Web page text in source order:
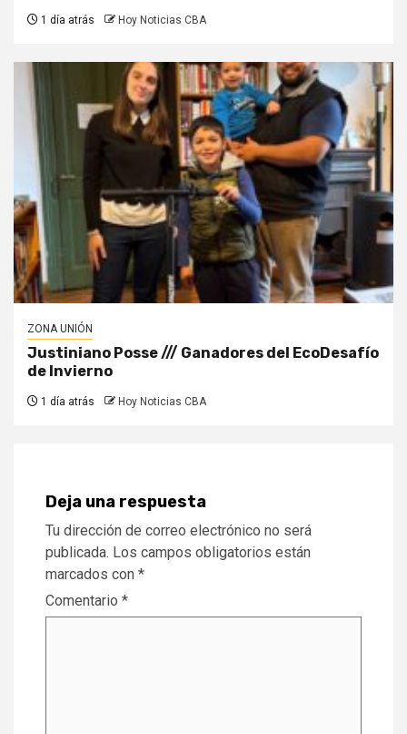
1 día atrás Hoy Noticias CBA
ZONA UNIÓN
Justiniano Posse /// Ganadores del EcoDesafío
de Invierno
1 día atrás Hoy Noticias CBA
Deja una respuesta
Tu dirección de correo electrónico no será
publicada. Los campos obligatorios están
marcados con *
Comentario *